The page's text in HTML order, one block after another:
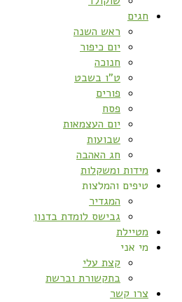
חגים
ראש השנה
יום כיפור
חנוכה
ט”ו בשבט
פורים
פסח
יום העצמאות
שבועות
חג האהבה
מידות ומשקלות
טיפים והמלצות
המגדיר
גבישס לומדת בדנון
מטיילת
מי אני
קצת עלי
בתקשורת וברשת
צרו קשר